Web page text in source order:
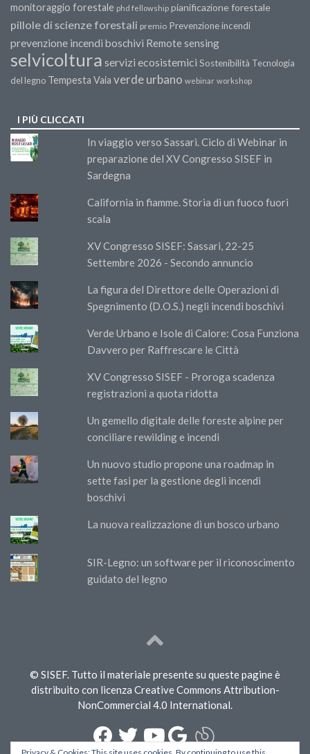
monitoraggio forestale phd fellowship pianificazione forestale
pillole di scienze forestali premio Prevenzione incendi
prevenzione incendi boschivi Remote sensing
selvicoltura servizi ecosistemici Sostenibilità Tecnologia
del legno Tempesta Vaia verde urbano webinar workshop
I PIÙ CLICCATI
In viaggio verso Sassari. Ciclo di Webinar in
preparazione del XV Congresso SISEF in
Sardegna
California in fiamme. Storia di un fuoco fuori
scala
XV Congresso SISEF: Sassari, 22-25
Settembre 2026 - Secondo annuncio
La figura del Direttore delle Operazioni di
Spegnimento (D.O.S.) negli incendi boschivi
Verde Urbano e Isole di Calore: Cosa Funziona
Davvero per Raffrescare le Città
XV Congresso SISEF - Proroga scadenza
registrazioni a quota ridotta
Un gemello digitale delle foreste alpine per
conciliare rewilding e incendi
Un nuovo studio propone una roadmap in
sette fasi per la gestione degli incendi
boschivi
La nuova realizzazione di un bosco urbano
SIR-Legno: un software per il riconoscimento
guidato del legno
© SISEF. Tutto il materiale presente su queste pagine è
distribuito con licenza Creative Commons Attribution-
NonCommercial 4.0 International.